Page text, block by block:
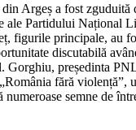
Argeș a fost zguduită
ale Partidului Național
figurile principale, au
discutabilă
Gorghiu, președinta
fără violență”,
semne de